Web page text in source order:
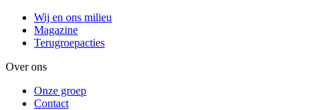
Wij en ons milieu
Magazine
Terugroepacties
Over ons
Onze groep
Contact